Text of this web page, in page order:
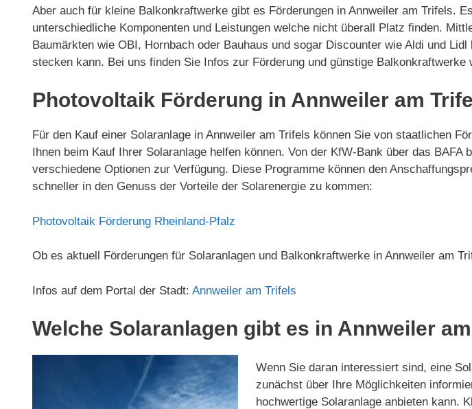
Aber auch für kleine Balkonkraftwerke gibt es Förderungen in Annweiler am Trifels.
unterschiedliche Komponenten und Leistungen welche nicht überall Platz finden.
Baumärkten wie OBI, Hornbach oder Bauhaus und sogar Discounter wie Aldi und
stecken kann. Bei uns finden Sie Infos zur Förderung und günstige Balkonkraftwerke
Photovoltaik Förderung in Annweiler am
Für den Kauf einer Solaranlage in Annweiler am Trifels können Sie von staatlichen
Ihnen beim Kauf Ihrer Solaranlage helfen können. Von der KfW-Bank über das
verschiedene Optionen zur Verfügung. Diese Programme können den
schneller in den Genuss der Vorteile der Solarenergie zu kommen:
Photovoltaik Förderung Rheinland-Pfalz
Ob es aktuell Förderungen für Solaranlagen und Balkonkraftwerke in Annweiler am
Infos auf dem Portal der Stadt: Annweiler am Trifels
Welche Solaranlagen gibt es in Annweiler
Wenn Sie daran interessiert sind, eine
zunächst über Ihre Möglichkeiten
hochwertige Solaranlage anbieten kann.